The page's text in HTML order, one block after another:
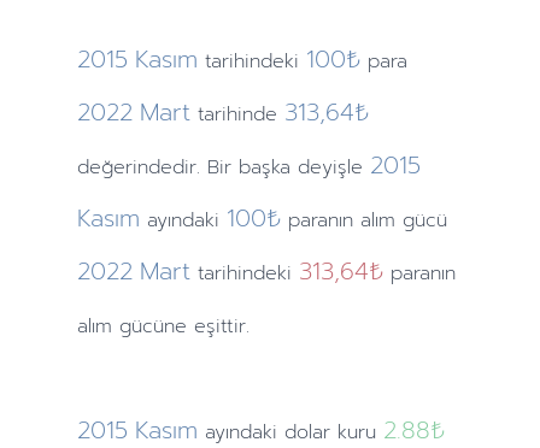
2015 Kasım tarihindeki 100₺ para
2022 Mart tarihinde 313,64₺
değerindedir. Bir başka deyişle 2015
Kasım ayındaki 100₺ paranın alım gücü
2022 Mart tarihindeki 313,64₺ paranın
alım gücüne eşittir.
2015 Kasım ayındaki dolar kuru 2.88₺